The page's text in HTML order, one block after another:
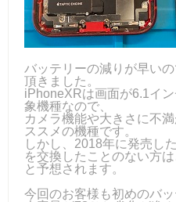
バッテリーの減りが早い
頂きました。
iPhoneXRは画面が6.1イ
象機種なので、
カメラ機能や大きさに不
ススメの機種です。
しかし、2018年に発売し
を交換したことのない方
と予想されます。
今回のお客様も初めのバ